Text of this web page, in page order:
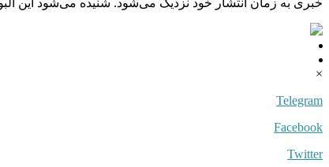
×
Telegram
Facebook
Twitter